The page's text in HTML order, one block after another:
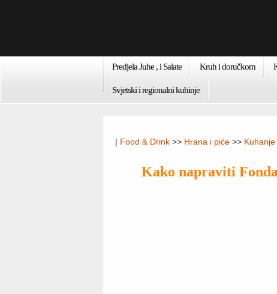
Predjela Juhe , i Salate Kruh i doručkom
Svjetski i regionalni kuhinje
| Food & Drink >> Hrana i piće >>
Kako napraviti